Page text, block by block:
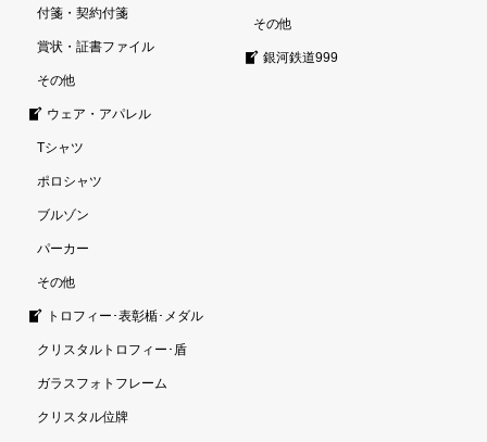
付箋・契約付箋
賞状・証書ファイル
その他
ウェア・アパレル
Tシャツ
ポロシャツ
ブルゾン
パーカー
その他
トロフィー･表彰楯･メダル
クリスタルトロフィー･盾
ガラスフォトフレーム
クリスタル位牌
その他
銀河鉄道999